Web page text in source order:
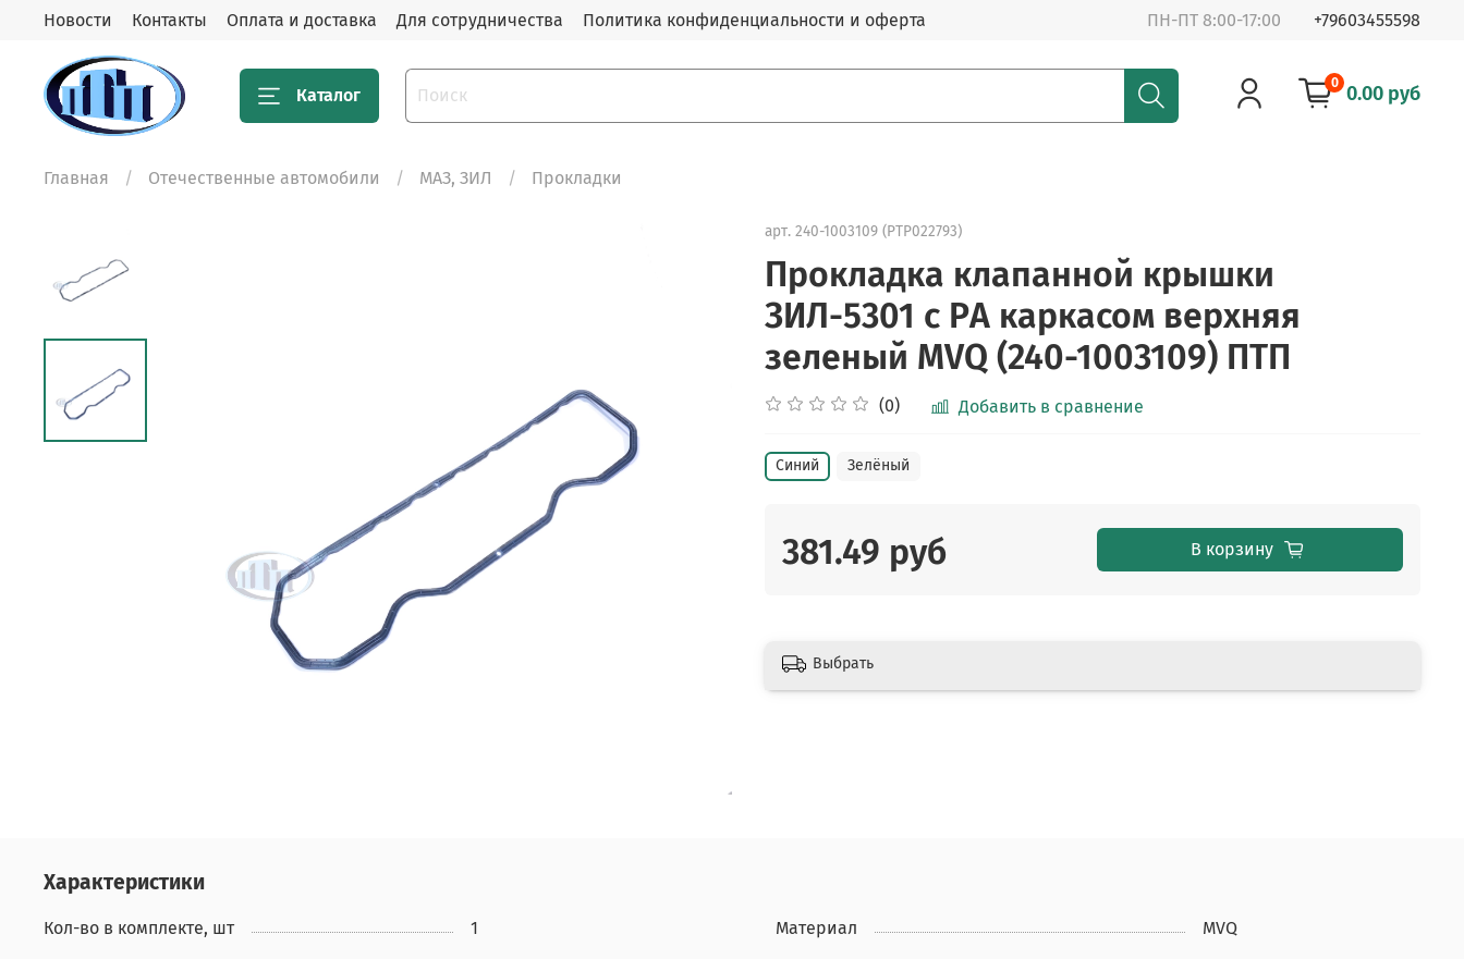
Новости Контакты Оплата и доставка Для сотрудничества Политика конфиденциальности и оферта ПН-ПТ 8:00-17:00 +79603455598
Каталог
0 0.00 руб
Главная Отечественные автомобили МАЗ, ЗИЛ Прокладки
арт. 240-1003109 (PTP022793)
Прокладка клапанной крышки
ЗИЛ-5301 с PА каркасом верхняя
зеленый MVQ (240-1003109) ПТП
(0) Добавить в сравнение
Синий Зелёный
381.49 руб В корзину
Выбрать
Характеристики
Кол-во в комплекте, шт 1 Материал MVQ